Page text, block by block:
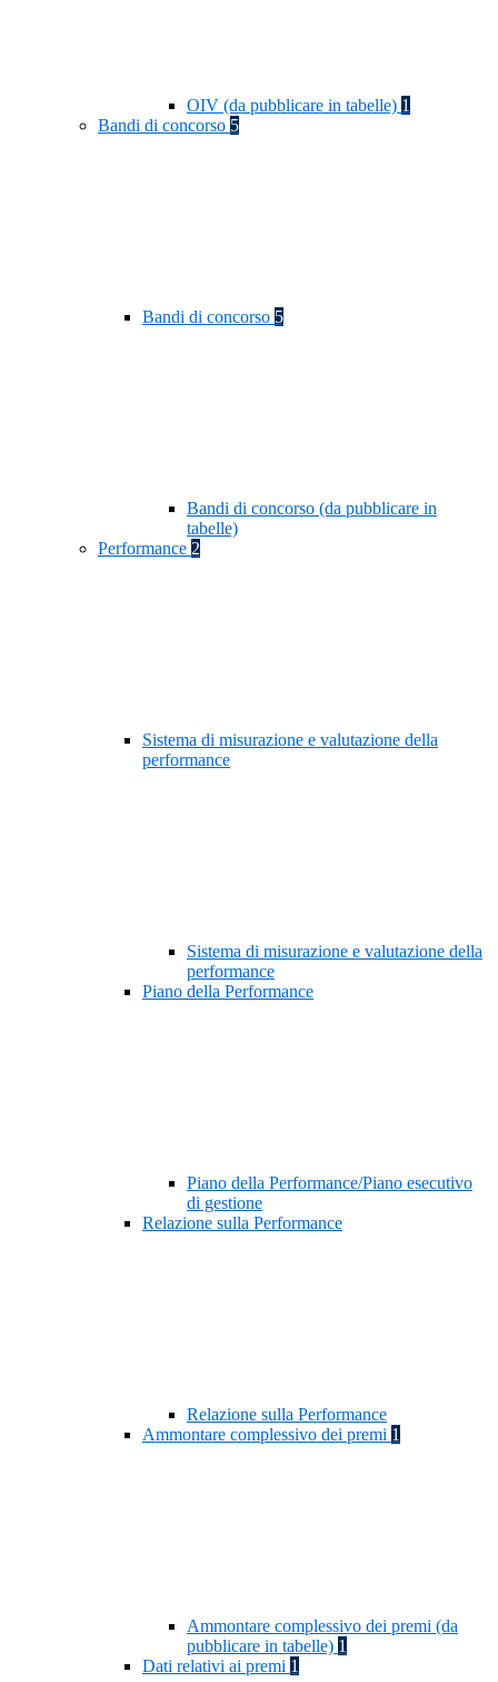
OIV (da pubblicare in tabelle) 1
Bandi di concorso 5
Bandi di concorso 5
Bandi di concorso (da pubblicare in
tabelle)
Performance 2
Sistema di misurazione e valutazione della
performance
Sistema di misurazione e valutazione della
performance
Piano della Performance
Piano della Performance/Piano esecutivo
di gestione
Relazione sulla Performance
Relazione sulla Performance
Ammontare complessivo dei premi 1
Ammontare complessivo dei premi (da
pubblicare in tabelle) 1
Dati relativi ai premi 1